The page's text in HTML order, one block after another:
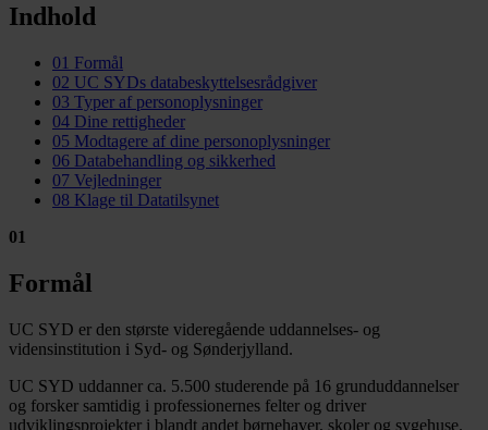
Indhold
01 Formål
02 UC SYDs databeskyttelsesrådgiver
03 Typer af personoplysninger
04 Dine rettigheder
05 Modtagere af dine personoplysninger
06 Databehandling og sikkerhed
07 Vejledninger
08 Klage til Datatilsynet
01
Formål
UC SYD er den største videregående uddannelses- og
vidensinstitution i Syd- og Sønderjylland.
UC SYD uddanner ca. 5.500 studerende på 16 grunduddannelser
og forsker samtidig i professionernes felter og driver
udviklingsprojekter i blandt andet børnehaver, skoler og sygehuse.